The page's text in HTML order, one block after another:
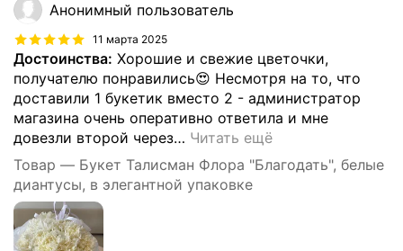
Анонимный пользователь
11 марта 2025
Достоинства: Хорошие и свежие цветочки,
получателю понравились😍 Несмотря на то, что
доставили 1 букетик вместо 2 - администратор
магазина очень оперативно ответила и мне
довезли второй через… Читать ещё
Товар — Букет Талисман Флора "Благодать", белые
диантусы, в элегантной упаковке